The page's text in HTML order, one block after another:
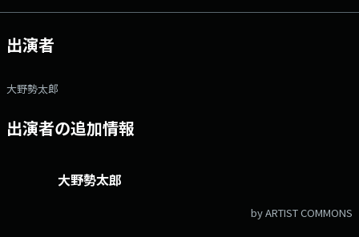
出演者
大野勢太郎
出演者の追加情報
大野勢太郎
by ARTIST COMMONS